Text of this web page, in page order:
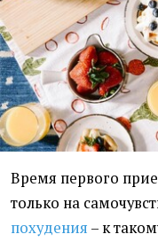
Время первого
только на
похудения – к